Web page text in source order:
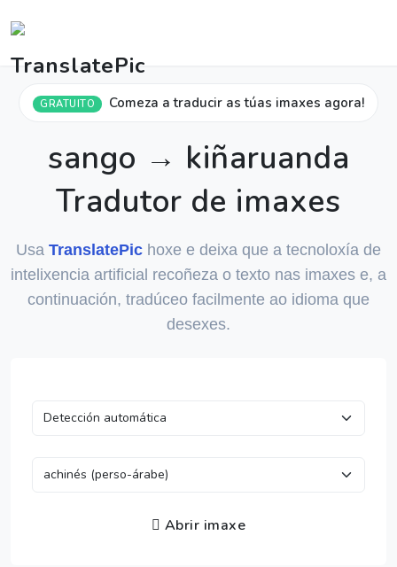
GRATUITO Comeza a traducir as túas imaxes agora!
sango → kiñaruanda
Tradutor de imaxes
Usa TranslatePic hoxe e deixa que a tecnoloxía de
intelixencia artificial recoñeza o texto nas imaxes e, a
continuación, tradúceo facilmente ao idioma que
desexes.
Abrir imaxe